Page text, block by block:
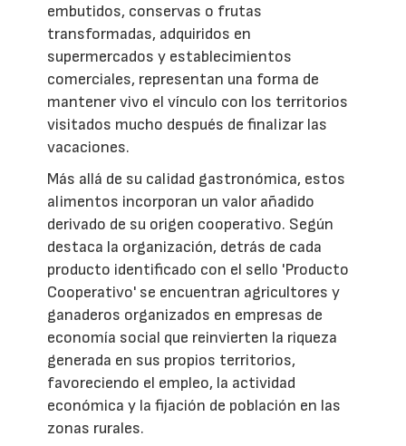
embutidos, conservas o frutas
transformadas, adquiridos en
supermercados y establecimientos
comerciales, representan una forma de
mantener vivo el vínculo con los territorios
visitados mucho después de finalizar las
vacaciones.
Más allá de su calidad gastronómica, estos
alimentos incorporan un valor añadido
derivado de su origen cooperativo. Según
destaca la organización, detrás de cada
producto identificado con el sello 'Producto
Cooperativo' se encuentran agricultores y
ganaderos organizados en empresas de
economía social que reinvierten la riqueza
generada en sus propios territorios,
favoreciendo el empleo, la actividad
económica y la fijación de población en las
zonas rurales.